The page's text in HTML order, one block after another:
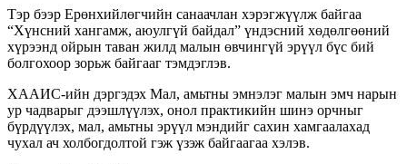
Тэр бээр Ерөнхийлөгчийн санаачлан хэрэгжүүлж байгаа
“Хүнсний хангамж, аюулгүй байдал” үндэсний хөдөлгөөний
хүрээнд ойрын таван жилд малын өвчингүй эрүүл бүс бий
болгохоор зорьж байгааг тэмдэглэв.
ХААИС-ийн дэргэдэх Мал, амьтны эмнэлэг малын эмч нарын
ур чадварыг дээшлүүлэх, онол практикийн шинэ орчныг
бүрдүүлэх, мал, амьтны эрүүл мэндийг сахин хамгаалахад
чухал ач холбогдолтой гэж үзэж байгаагаа хэлэв.